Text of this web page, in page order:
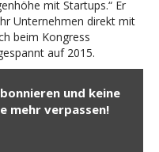
mit Startups.“ Er
Unternehmen direkt mit
beim Kongress
auf 2015.
und keine
mehr verpassen!